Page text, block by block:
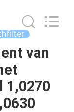
van
1,0270